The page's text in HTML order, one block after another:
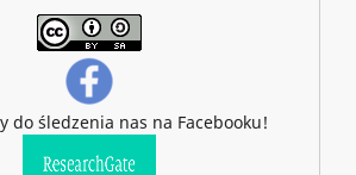
do śledzenia nas na Facebooku!